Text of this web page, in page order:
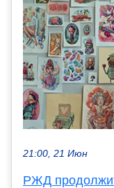
21:00, 21 Июн
РЖД